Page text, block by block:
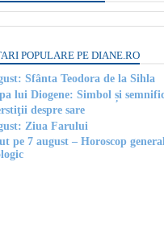
POPULARE PE DIANE.RO
Sfânta Teodora de la Sihla
lui Diogene: Simbol și
despre sare
Ziua Farului
pe 7 august – Horoscop